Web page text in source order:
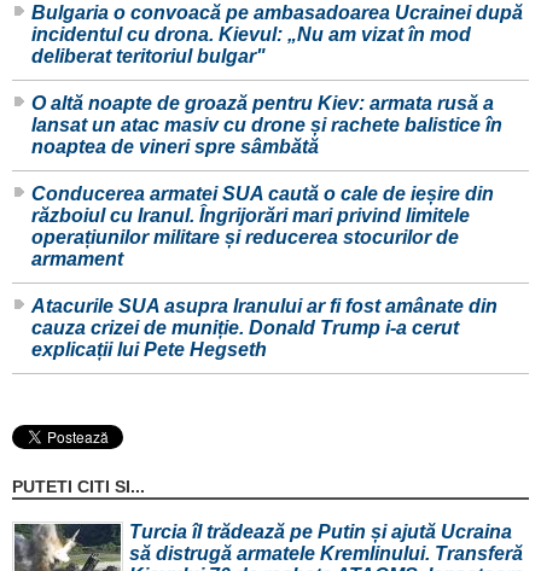
Bulgaria o convoacă pe ambasadoarea Ucrainei după
incidentul cu drona. Kievul: „Nu am vizat în mod
deliberat teritoriul bulgar"
O altă noapte de groază pentru Kiev: armata rusă a
lansat un atac masiv cu drone și rachete balistice în
noaptea de vineri spre sâmbătă
Conducerea armatei SUA caută o cale de ieșire din
războiul cu Iranul. Îngrijorări mari privind limitele
operațiunilor militare și reducerea stocurilor de
armament
Atacurile SUA asupra Iranului ar fi fost amânate din
cauza crizei de muniție. Donald Trump i-a cerut
explicații lui Pete Hegseth
PUTETI CITI SI...
Turcia îl trădează pe Putin și ajută Ucraina
să distrugă armatele Kremlinului. Transferă